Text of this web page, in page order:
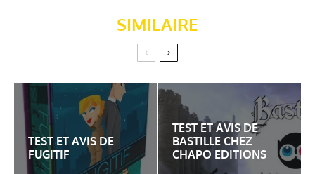
SIMILAIRE
TEST ET AVIS DE
FUGITIF
TEST ET AVIS DE
BASTILLE CHEZ
CHAPO EDITIONS